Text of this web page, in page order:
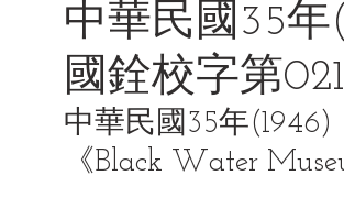
中華民國35年
國銓校字第
中華民國35年
《Black Water